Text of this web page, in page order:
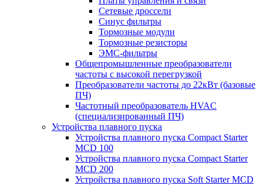
Сетевые дроссели
Синус фильтры
Тормозные модули
Тормозные резисторы
ЭМС-фильтры
Общепромышленные преобразователи
частоты с высокой перегрузкой
Преобразователи частоты до 22кВт (базовые
ПЧ)
Частотный преобразователь HVAC
(специализированный ПЧ)
Устройства плавного пуска
Устройства плавного пуска Compact Starter
MCD 100
Устройства плавного пуска Compact Starter
MCD 200
Устройства плавного пуска Soft Starter MCD